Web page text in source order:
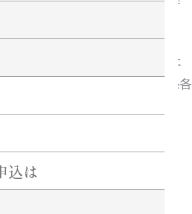
込は
コロナウィルス感染症拡大防止
フの安全確保を最優先に、関係各
の取組みを徹底してまいりま